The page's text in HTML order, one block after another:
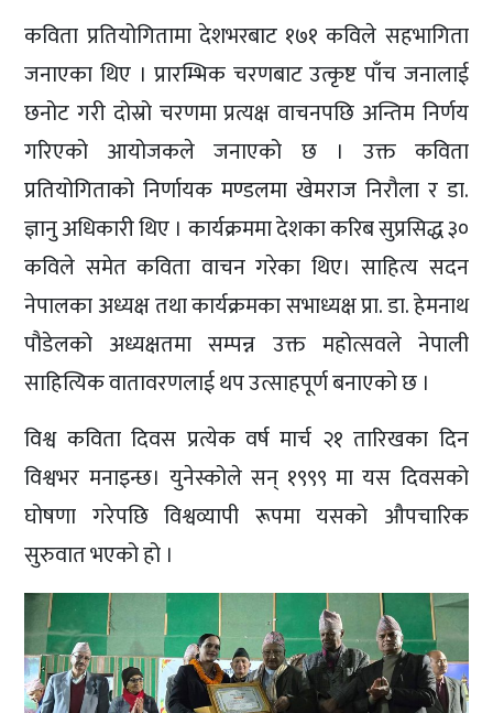
कविता प्रतियोगितामा देशभरबाट १७१ कविले सहभागिता
जनाएका थिए । प्रारम्भिक चरणबाट उत्कृष्ट पाँच जनालाई
छनोट गरी दोस्रो चरणमा प्रत्यक्ष वाचनपछि अन्तिम निर्णय
गरिएको आयोजकले जनाएको छ । उक्त कविता
प्रतियोगिताको निर्णायक मण्डलमा खेमराज निरौला र डा.
ज्ञानु अधिकारी थिए । कार्यक्रममा देशका करिब सुप्रसिद्ध ३०
कविले समेत कविता वाचन गरेका थिए। साहित्य सदन
नेपालका अध्यक्ष तथा कार्यक्रमका सभाध्यक्ष प्रा. डा. हेमनाथ
पौडेलको अध्यक्षतमा सम्पन्न उक्त महोत्सवले नेपाली
साहित्यिक वातावरणलाई थप उत्साहपूर्ण बनाएको छ ।
विश्व कविता दिवस प्रत्येक वर्ष मार्च २१ तारिखका दिन
विश्वभर मनाइन्छ। युनेस्कोले सन् १९९९ मा यस दिवसको
घोषणा गरेपछि विश्वव्यापी रूपमा यसको औपचारिक
सुरुवात भएको हो ।